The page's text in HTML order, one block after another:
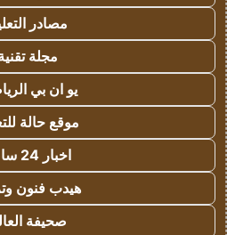
مصادر
مجلة
يو ان بي
موقع حالة
اخبار 24 ساعة
هيدب فنون
صحيفة